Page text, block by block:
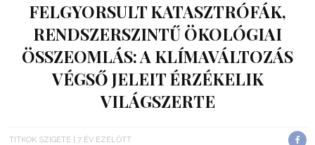
FELGYORSULT KATASZTRÓFÁK,
RENDSZERSZINTŰ ÖKOLÓGIAI
ÖSSZEOMLÁS: A KLÍMAVÁLTOZÁS
VÉGSŐ JELEIT ÉRZÉKELIK
VILÁGSZERTE
TITKOK SZIGETE 7 ÉV EZELŐTT